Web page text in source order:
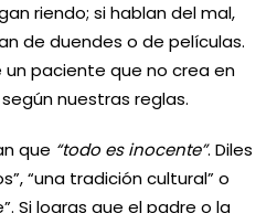
riendo; si hablan del mal,
de duendes o de películas.
un paciente que no crea en
nuestras reglas.
que “todo es inocente”. Diles
“una tradición cultural” o
Si logras que el padre o la